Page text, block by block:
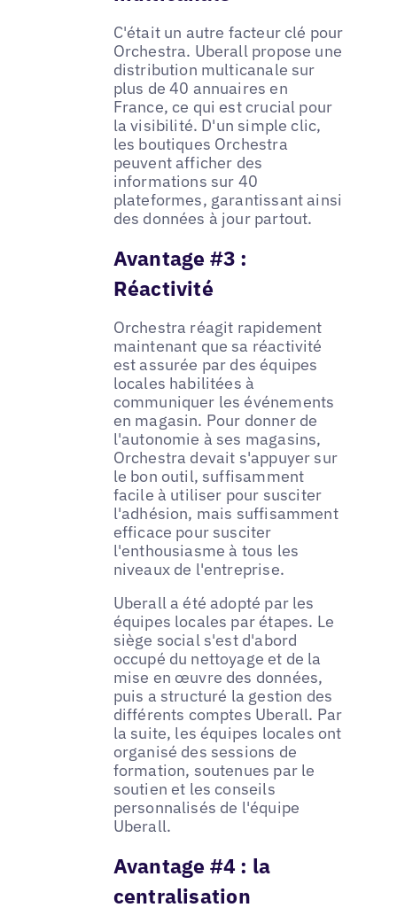
C'était un autre facteur clé pour
Orchestra. Uberall propose une
distribution multicanale sur
plus de 40 annuaires en
France, ce qui est crucial pour
la visibilité. D'un simple clic,
les boutiques Orchestra
peuvent afficher des
informations sur 40
plateformes, garantissant ainsi
des données à jour partout.
Avantage #3 :
Réactivité
Orchestra réagit rapidement
maintenant que sa réactivité
est assurée par des équipes
locales habilitées à
communiquer les événements
en magasin. Pour donner de
l'autonomie à ses magasins,
Orchestra devait s'appuyer sur
le bon outil, suffisamment
facile à utiliser pour susciter
l'adhésion, mais suffisamment
efficace pour susciter
l'enthousiasme à tous les
niveaux de l'entreprise.
Uberall a été adopté par les
équipes locales par étapes. Le
siège social s'est d'abord
occupé du nettoyage et de la
mise en œuvre des données,
puis a structuré la gestion des
différents comptes Uberall. Par
la suite, les équipes locales ont
organisé des sessions de
formation, soutenues par le
soutien et les conseils
personnalisés de l'équipe
Uberall.
Avantage #4 : la
centralisation